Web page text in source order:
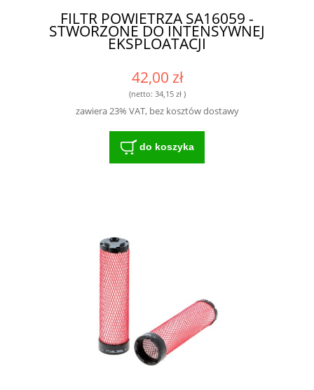
FILTR POWIETRZA SA16059 -
STWORZONE DO INTENSYWNEJ
EKSPLOATACJI
42,00 zł
(netto: 34,15 zł)
zawiera 23% VAT, bez kosztów dostawy
do koszyka